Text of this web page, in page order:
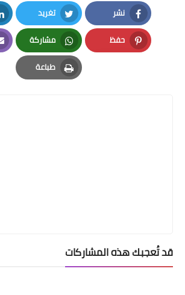
نشر
Facebook
تغريد
Twitter
حفظ
Pinterest
مشاركة
Whatsapp
طباعة
Print
قد تُعجبك هذه المشاركات